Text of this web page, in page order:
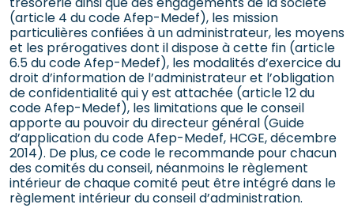
(article 4 du code Afep-Medef), les mission
particulières confiées à un administrateur, les moyens
et les prérogatives dont il dispose à cette fin (article
6.5 du code Afep-Medef), les modalités d’exercice du
droit d’information de l’administrateur et l’obligation
de confidentialité qui y est attachée (article 12 du
code Afep-Medef), les limitations que le conseil
apporte au pouvoir du directeur général (Guide
d’application du code Afep-Medef, HCGE, décembre
2014). De plus, ce code le recommande pour chacun
des comités du conseil, néanmoins le règlement
intérieur de chaque comité peut être intégré dans le
règlement intérieur du conseil d’administration.